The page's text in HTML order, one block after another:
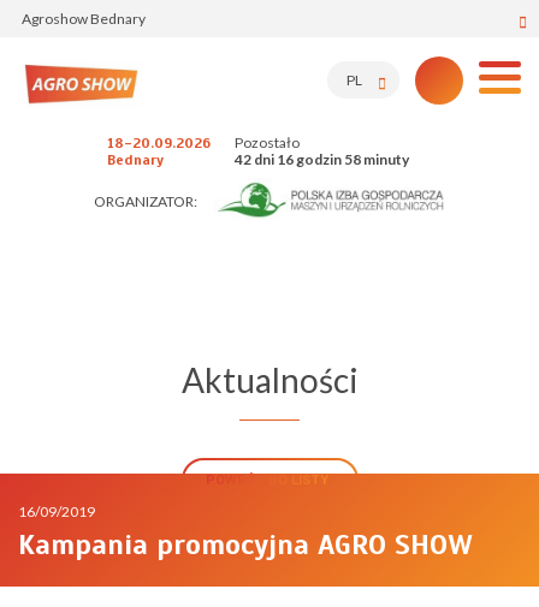
Agroshow Bednary
18-20.09.2026
Bednary
Pozostało
42 dni 16 godzin 58 minuty
ORGANIZATOR:
PL
Aktualności
POWRÓT DO LISTY
16/09/2019
Kampania promocyjna AGRO SHOW